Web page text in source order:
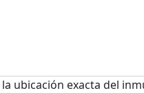
ubicación exacta del